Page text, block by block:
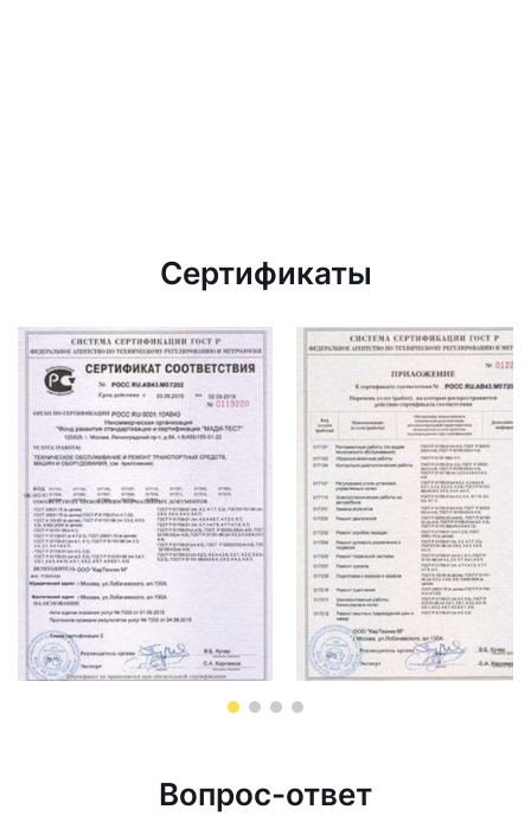
Сертификаты
Вопрос-ответ